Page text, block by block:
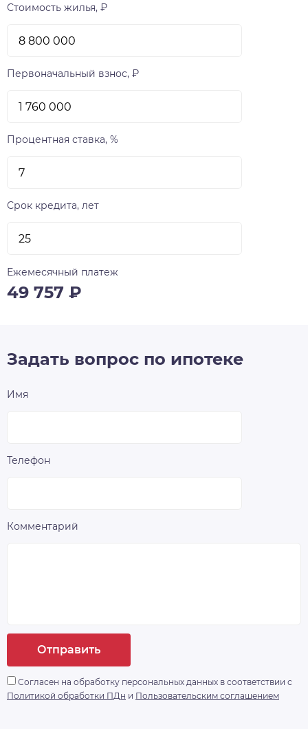
Стоимость жилья, ₽
Первоначальный взнос, ₽
Процентная ставка, %
Срок кредита, лет
Ежемесячный платеж
49 757 ₽
Задать вопрос по ипотеке
Имя
Телефон
Комментарий
Отправить
Согласен на обработку персональных данных в соответствии с
Политикой обработки ПДн и Пользовательским соглашением